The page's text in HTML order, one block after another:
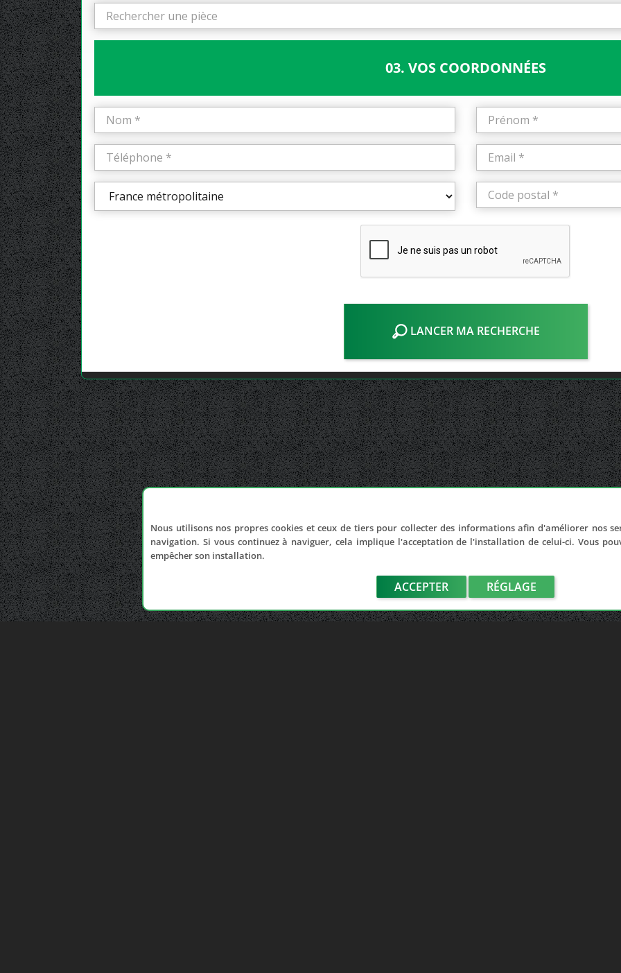
03. VOS COORDONNÉES
LANCER MA RECHERCHE
Nous utilisons nos propres cookies et ceux de tiers pour collecter des informations afin d'améliorer nos
navigation. Si vous continuez à naviguer, cela implique l'acceptation de l'installation de celui-ci. Vous
empêcher son installation.
ACCEPTER RÉGLAGE